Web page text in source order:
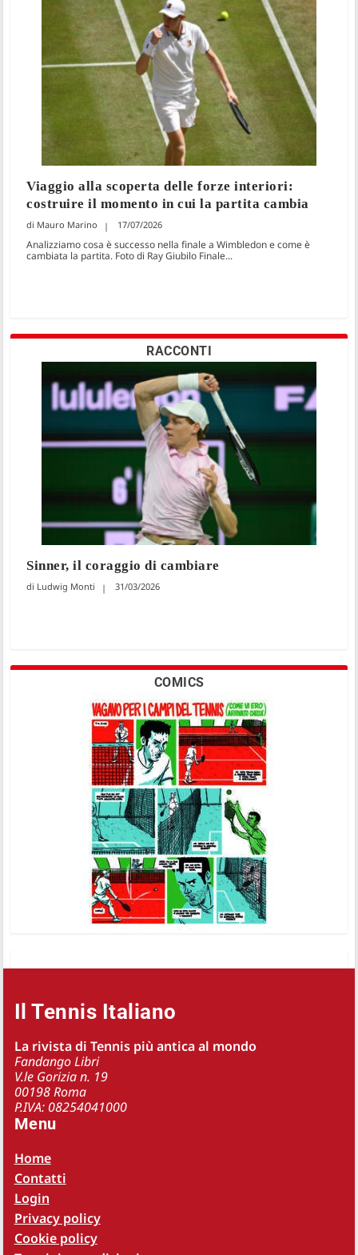
Viaggio alla scoperta delle forze interiori:
costruire il momento in cui la partita cambia
Mauro Marino 17/07/2026
Analizziamo cosa è successo nella finale a Wimbledon e come è
cambiata la partita. Foto di Ray Giubilo Finale...
RACCONTI
Sinner, il coraggio di cambiare
Ludwig Monti 31/03/2026
COMICS
Il Tennis Italiano
La rivista di Tennis più antica al mondo
Fandango Libri
V.le Gorizia n. 19
00198 Roma
P.IVA: 08254041000
Menu
Home
Contatti
Login
Privacy policy
Cookie policy